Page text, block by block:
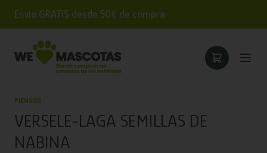
Envío GRATIS desde 50€ de compra
PIENSOS
VERSELE-LAGA SEMILLAS DE
NABINA